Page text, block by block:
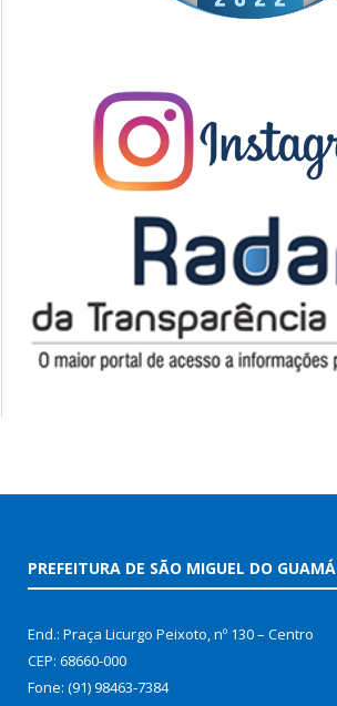
PREFEITURA DE SÃO MIGUEL DO GUAMÁ
End.: Praça Licurgo Peixoto, nº 130 – Centro
CEP: 68660-000
Fone: (91) 98463-7384